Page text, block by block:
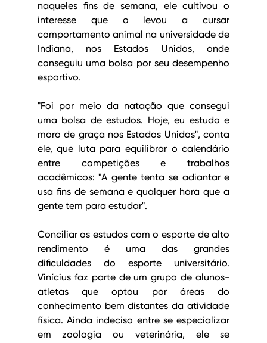
naqueles fins de semana, ele cultivou o
interesse que o levou a cursar
comportamento animal na universidade de
Indiana, nos Estados Unidos, onde
conseguiu uma bolsa por seu desempenho
esportivo.
"Foi por meio da natação que consegui
uma bolsa de estudos. Hoje, eu estudo e
moro de graça nos Estados Unidos", conta
ele, que luta para equilibrar o calendário
entre competições e trabalhos
acadêmicos: "A gente tenta se adiantar e
usa fins de semana e qualquer hora que a
gente tem para estudar".
Conciliar os estudos com o esporte de alto
rendimento é uma das grandes
dificuldades do esporte universitário.
Vinícius faz parte de um grupo de alunos-
atletas que optou por áreas do
conhecimento bem distantes da atividade
física. Ainda indeciso entre se especializar
em zoologia ou veterinária, ele se